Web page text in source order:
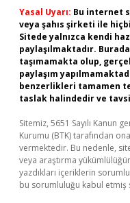
Yasal Uyarı: Bu internet
veya şahıs şirketi ile
Sitede yalnızca kendi
paylaşılmaktadır.
taşımamakta olup,
paylaşım
benzerlikleri tamamen
taslak halindedir ve
Sitemiz, 5651 Sayılı Kanun
Kurumu (BTK) tarafından
vermektedir. Bu nedenle,
veya araştırma
yazdıkları içeriklerin
bu sorumluluğu kabul etmiş